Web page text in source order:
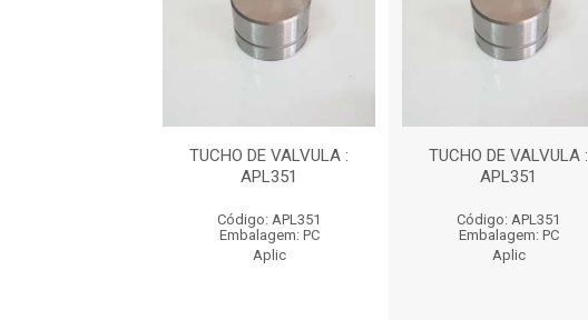
TUCHO DE VALVULA :
APL351
Código: APL351
Embalagem: PC
Aplic
TUCHO DE VALVULA :
APL351
Código: APL351
Embalagem: PC
Aplic